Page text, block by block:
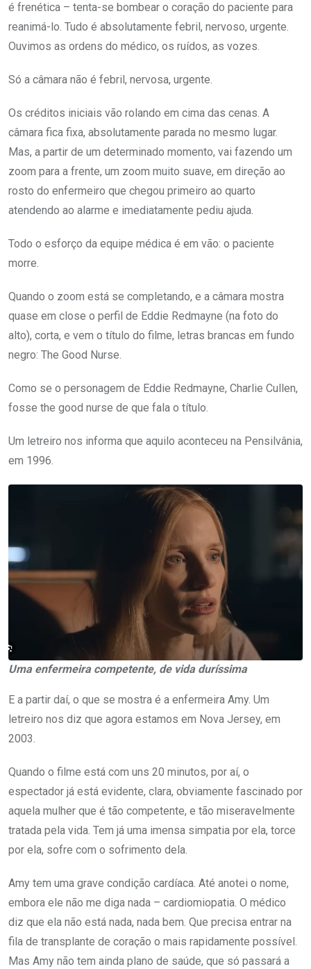
é frenética – tenta-se bombear o coração do paciente para
reanimá-lo. Tudo é absolutamente febril, nervoso, urgente.
Ouvimos as ordens do médico, os ruídos, as vozes.
Só a câmara não é febril, nervosa, urgente.
Os créditos iniciais vão rolando em cima das cenas. A
câmara fica fixa, absolutamente parada no mesmo lugar.
Mas, a partir de um determinado momento, vai fazendo um
zoom para a frente, um zoom muito suave, em direção ao
rosto do enfermeiro que chegou primeiro ao quarto
atendendo ao alarme e imediatamente pediu ajuda.
Todo o esforço da equipe médica é em vão: o paciente
morre.
Quando o zoom está se completando, e a câmara mostra
quase em close o perfil de Eddie Redmayne (na foto do
alto), corta, e vem o título do filme, letras brancas em fundo
negro: The Good Nurse.
Como se o personagem de Eddie Redmayne, Charlie Cullen,
fosse the good nurse de que fala o título.
Um letreiro nos informa que aquilo aconteceu na Pensilvânia,
em 1996.
Uma enfermeira competente, de vida duríssima
E a partir daí, o que se mostra é a enfermeira Amy. Um
letreiro nos diz que agora estamos em Nova Jersey, em
2003.
Quando o filme está com uns 20 minutos, por aí, o
espectador já está evidente, clara, obviamente fascinado por
aquela mulher que é tão competente, e tão miseravelmente
tratada pela vida. Tem já uma imensa simpatia por ela, torce
por ela, sofre com o sofrimento dela.
Amy tem uma grave condição cardíaca. Até anotei o nome,
embora ele não me diga nada – cardiomiopatia. O médico
diz que ela não está nada, nada bem. Que precisa entrar na
fila de transplante de coração o mais rapidamente possível.
Mas Amy não tem ainda plano de saúde, que só passará a